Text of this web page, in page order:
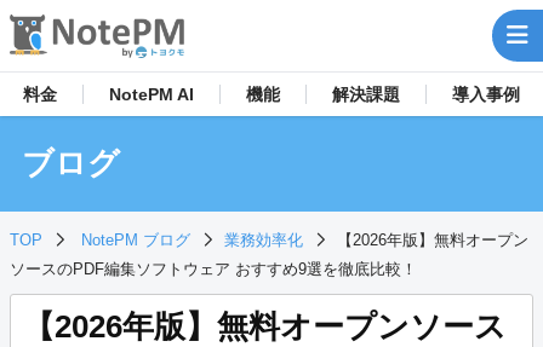
料金 NotePM AI 機能 解決課題 導入事例
ブログ
TOP NotePM ブログ 業務効率化
【2026年版】無料オープン
ソースのPDF編集ソフトウェア おすすめ9選を徹底比較！
【2026年版】無料オープンソース